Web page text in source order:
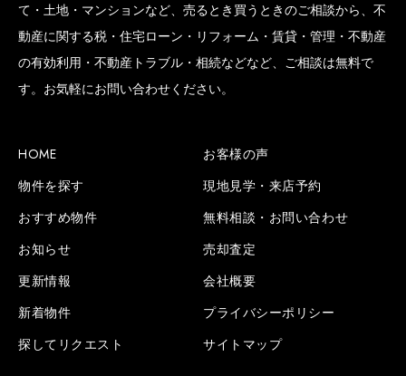
て・土地・マンションなど、売るとき買うときのご相談から、不
動産に関する税・住宅ローン・リフォーム・賃貸・管理・不動産
の有効利用・不動産トラブル・相続などなど、ご相談は無料で
す。お気軽にお問い合わせください。
HOME
物件を探す
おすすめ物件
お知らせ
更新情報
新着物件
探してリクエスト
お客様の声
現地見学・来店予約
無料相談・お問い合わせ
売却査定
会社概要
プライバシーポリシー
サイトマップ